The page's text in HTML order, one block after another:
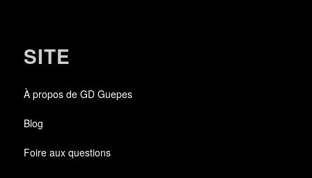
SITE
À propos de GD Guepes
Blog
Foire aux questions